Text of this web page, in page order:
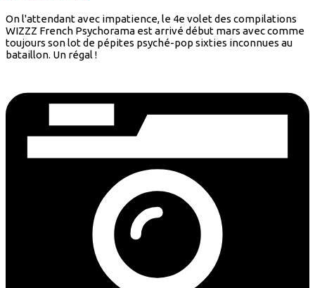
On l'attendant avec impatience, le 4e volet des compilations
WIZZZ French Psychorama est arrivé début mars avec comme
toujours son lot de pépites psyché-pop sixties inconnues au
bataillon. Un régal !